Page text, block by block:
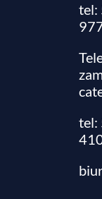
tel:
tel: